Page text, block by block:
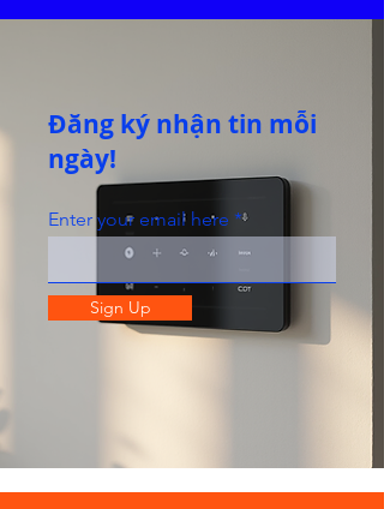
Đăng ký nhận tin mỗi
ngày!
Enter your email here
Sign Up